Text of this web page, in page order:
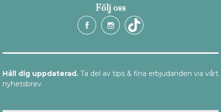
Följ oss
Håll dig uppdaterad. Ta del av tips & fina erbjudanden via vårt
nyhetsbrev.